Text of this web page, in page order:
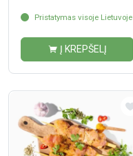
Pristatymas visoje Lietuvoje
Į KREPŠELĮ